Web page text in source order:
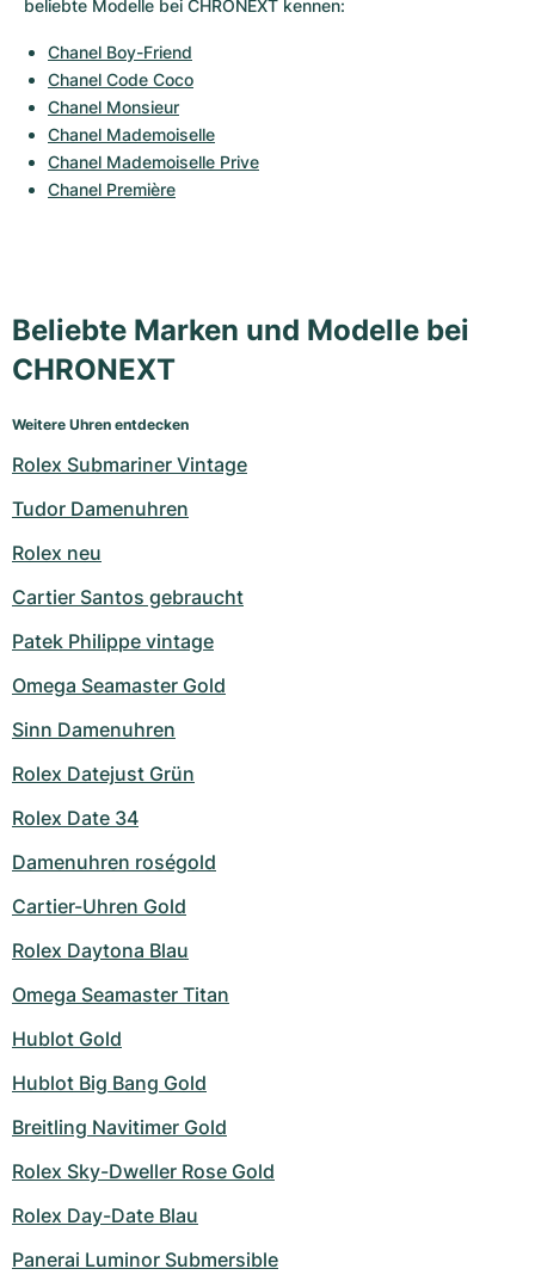
beliebte Modelle bei CHRONEXT kennen:
Chanel Boy-Friend
Chanel Code Coco
Chanel Monsieur
Chanel Mademoiselle
Chanel Mademoiselle Prive
Chanel Première
Beliebte Marken und Modelle bei
CHRONEXT
Weitere Uhren entdecken
Rolex Submariner Vintage
Tudor Damenuhren
Rolex neu
Cartier Santos gebraucht
Patek Philippe vintage
Omega Seamaster Gold
Sinn Damenuhren
Rolex Datejust Grün
Rolex Date 34
Damenuhren roségold
Cartier-Uhren Gold
Rolex Daytona Blau
Omega Seamaster Titan
Hublot Gold
Hublot Big Bang Gold
Breitling Navitimer Gold
Rolex Sky-Dweller Rose Gold
Rolex Day-Date Blau
Panerai Luminor Submersible